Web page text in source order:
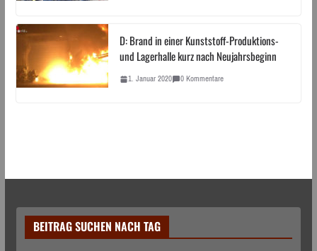
D: Brand in einer Kunststoff-Produktions-
und Lagerhalle kurz nach Neujahrsbeginn
1. Januar 2020 0 Kommentare
BEITRAG SUCHEN NACH TAG